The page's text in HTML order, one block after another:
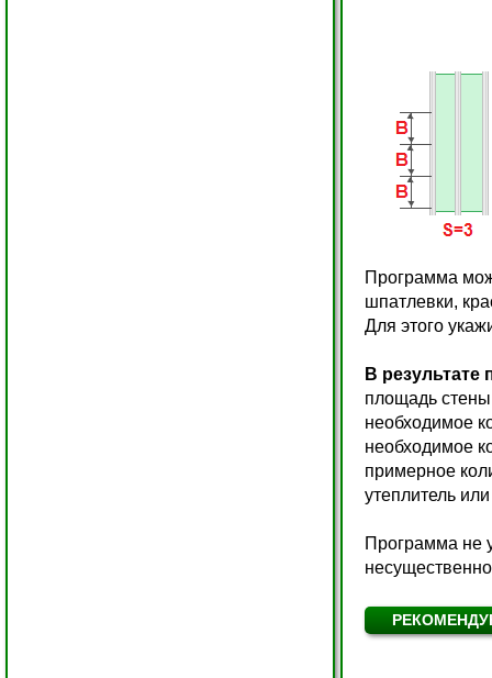
Программа
шпатлевки,
Для этого
В результате
площадь
необходимое
необходимое
примерное
утеплитель
Программа не